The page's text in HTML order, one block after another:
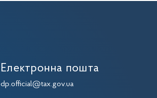
Електронна пошта
dp.official@tax.gov.ua